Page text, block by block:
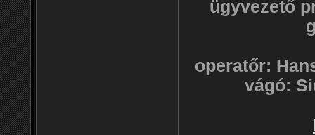
ügyvezető
operatőr:
vágó: